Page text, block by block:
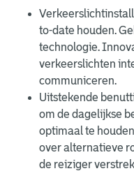
to-date houden.
technologie.
verkeerslichten
communiceren.
Uitstekende
om de dagelijkse
optimaal te
over alternatieve
de reiziger